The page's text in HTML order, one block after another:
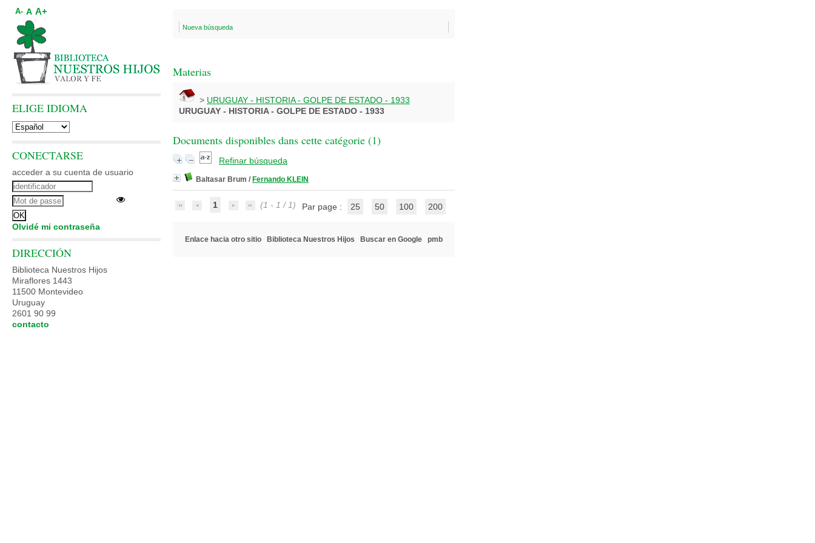
Nueva búsqueda
Materias
> URUGUAY - HISTORIA - GOLPE DE ESTADO - 1933
URUGUAY - HISTORIA - GOLPE DE ESTADO - 1933
Documents disponibles dans cette catégorie (1)
Refinar búsqueda
Baltasar Brum / Fernando KLEIN
1 (1 - 1 / 1) Par page : 25 50 100 200
Enlace hacia otro sitio Biblioteca Nuestros Hijos Buscar en Google pmb
A- A A+
ELIGE IDIOMA
CONECTARSE
acceder a su cuenta de usuario
Olvidé mi contraseña
DIRECCIÓN
Biblioteca Nuestros Hijos
Miraflores 1443
11500 Montevideo
Uruguay
2601 90 99
contacto